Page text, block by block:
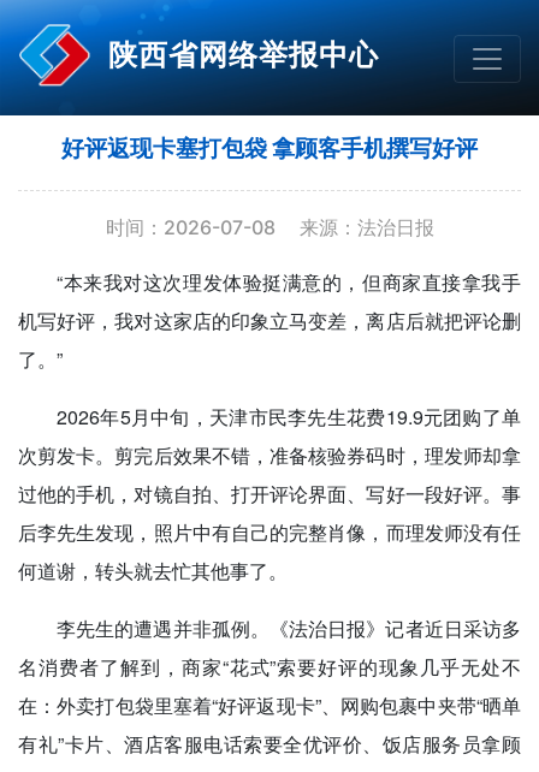
陕西省网络举报中心
好评返现卡塞打包袋 拿顾客手机撰写好评
时间：2026-07-08 来源：法治日报
“本来我对这次理发体验挺满意的，但商家直接拿我手
机写好评，我对这家店的印象立马变差，离店后就把评论删
了。”
2026年5月中旬，天津市民李先生花费19.9元团购了单
次剪发卡。剪完后效果不错，准备核验券码时，理发师却拿
过他的手机，对镜自拍、打开评论界面、写好一段好评。事
后李先生发现，照片中有自己的完整肖像，而理发师没有任
何道谢，转头就去忙其他事了。
李先生的遭遇并非孤例。《法治日报》记者近日采访多
名消费者了解到，商家“花式”索要好评的现象几乎无处不
在：外卖打包袋里塞着“好评返现卡”、网购包裹中夹带“晒单
有礼”卡片、酒店客服电话索要全优评价、饭店服务员拿顾